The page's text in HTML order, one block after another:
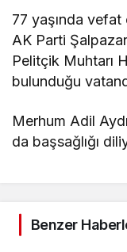
77 yaşında vefat
AK Parti
Pelitçik Muhtarı
bulunduğu
Merhum Adil
da başsağlığı
Benzer